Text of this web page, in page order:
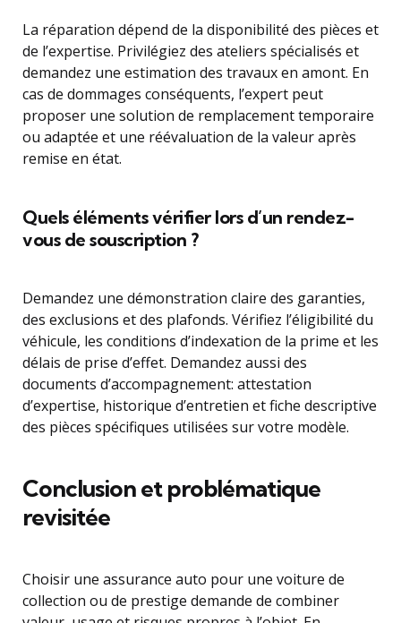
La réparation dépend de la disponibilité des pièces et
de l’expertise. Privilégiez des ateliers spécialisés et
demandez une estimation des travaux en amont. En
cas de dommages conséquents, l’expert peut
proposer une solution de remplacement temporaire
ou adaptée et une réévaluation de la valeur après
remise en état.
Quels éléments vérifier lors d’un rendez-
vous de souscription ?
Demandez une démonstration claire des garanties,
des exclusions et des plafonds. Vérifiez l’éligibilité du
véhicule, les conditions d’indexation de la prime et les
délais de prise d’effet. Demandez aussi des
documents d’accompagnement: attestation
d’expertise, historique d’entretien et fiche descriptive
des pièces spécifiques utilisées sur votre modèle.
Conclusion et problématique
revisitée
Choisir une assurance auto pour une voiture de
collection ou de prestige demande de combiner